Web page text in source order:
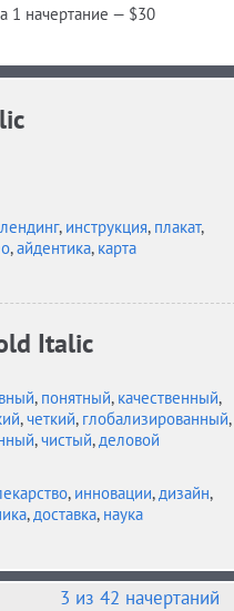
1 начертание — $30
лендинг, инструкция, плакат,
,айдентика, карта
Italic
, понятный, качественный,
,четкий, глобализированный,
,чистый,деловой
, инновации,дизайн,
,доставка, наука
3 из 42 начертаний